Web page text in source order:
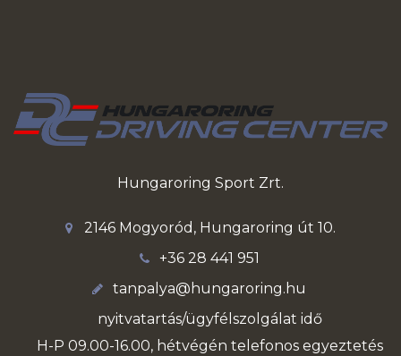
Hungaroring Sport Zrt.
2146 Mogyoród, Hungaroring út 10.
+36 28 441 951
tanpalya@hungaroring.hu
nyitvatartás/ügyfélszolgálat idő
H-P 09.00-16.00, hétvégén telefonos egyeztetés